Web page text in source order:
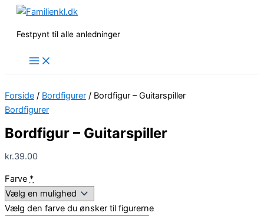
indholdet
Festpynt til alle anledninger
Forside / Bordfigurer / Bordfigur – Guitarspiller
Bordfigurer
Bordfigur – Guitarspiller
kr.39.00
Farve *
Vælg den farve du ønsker til figurerne